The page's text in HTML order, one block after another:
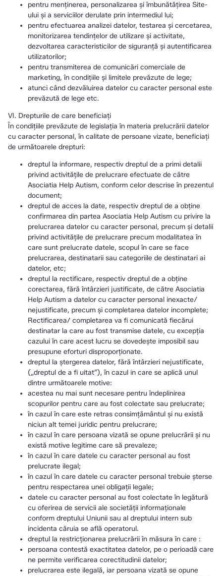
pentru menținerea, personalizarea și îmbunătățirea Site-
ului și a serviciilor derulate prin intermediul lui;
pentru efectuarea analizei datelor, testarea și cercetarea,
monitorizarea tendințelor de utilizare și activitate,
dezvoltarea caracteristicilor de siguranță și autentificarea
utilizatorilor;
pentru transmiterea de comunicări comerciale de
marketing, în condițiile și limitele prevăzute de lege;
atunci când dezvăluirea datelor cu caracter personal este
prevăzută de lege etc.
VI. Drepturile de care beneficiați
În condițiile prevăzute de legislația în materia prelucrării datelor
cu caracter personal, în calitate de persoane vizate, beneficiați
de următoarele drepturi:
dreptul la informare, respectiv dreptul de a primi detalii
privind activitățile de prelucrare efectuate de către
Asociatia Help Autism, conform celor descrise în prezentul
document;
dreptul de acces la date, respectiv dreptul de a obține
confirmarea din partea Asociatia Help Autism cu privire la
prelucrarea datelor cu caracter personal, precum și detalii
privind activitățile de prelucrare precum modalitatea în
care sunt prelucrate datele, scopul în care se face
prelucrarea, destinatarii sau categoriile de destinatari ai
datelor, etc;
dreptul la rectificare, respectiv dreptul de a obține
corectarea, fără întârzieri justificate, de către Asociatia
Help Autism a datelor cu caracter personal inexacte/
nejustificate, precum și completarea datelor incomplete;
Rectificarea/ completarea va fi comunicată fiecărui
destinatar la care au fost transmise datele, cu excepția
cazului în care acest lucru se dovedește imposibil sau
presupune eforturi disproporționate.
dreptul la ștergerea datelor, fără întârzieri nejustificate,
(„dreptul de a fi uitat”), în cazul in care se aplică unul
dintre următoarele motive:
acestea nu mai sunt necesare pentru îndeplinirea
scopurilor pentru care au fost colectate sau prelucrate;
în cazul în care este retras consimțământul și nu există
niciun alt temei juridic pentru prelucrare;
în cazul în care persoana vizată se opune prelucrării și nu
există motive legitime care să prevaleze;
în cazul în care datele cu caracter personal au fost
prelucrate ilegal;
în cazul în care datele cu caracter personal trebuie șterse
pentru respectarea unei obligații legale;
datele cu caracter personal au fost colectate în legătură
cu oferirea de servicii ale societății informaționale
conform dreptului Uniunii sau al dreptului intern sub
incidenta căruia se află operatorul.
dreptul la restricționarea prelucrării în măsura în care :
persoana contestă exactitatea datelor, pe o perioadă care
ne permite verificarea corectitudinii datelor;
prelucrarea este ilegală, iar persoana vizată se opune